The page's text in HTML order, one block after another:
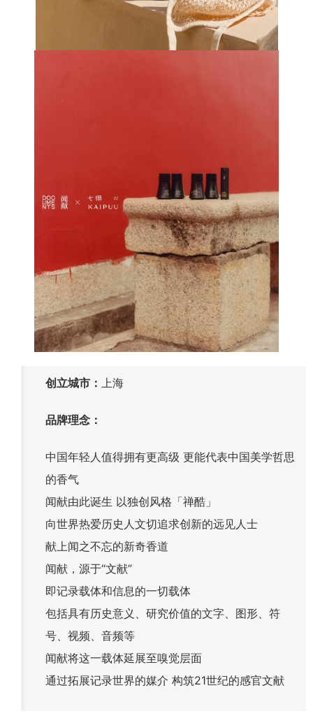
创立城市： 上海
品牌理念：
中国年轻人值得拥有更高级 更能代表中国美学哲思
的香气
闻献由此诞生 以独创风格「禅酷」
向世界热爱历史人文切追求创新的远见人士
献上闻之不忘的新奇香道
闻献，源于“文献”
即记录载体和信息的一切载体
包括具有历史意义、研究价值的文字、图形、符
号、视频、音频等
闻献将这一载体延展至嗅觉层面
通过拓展记录世界的媒介 构筑21世纪的感官文献